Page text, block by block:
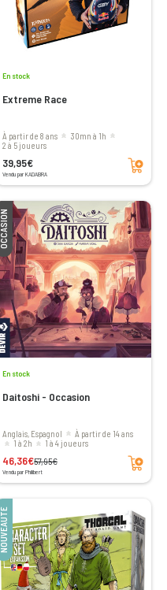
En stock
Extreme Race
à partir de 8 ans
30mn à 1h
2 à 5 joueurs
39,95€
Vendu par KADABRA
Ajouter au panier
OCCASION
En stock
Daitoshi - Occasion
Anglais, Espagnol
à partir de 14 ans
1 à 2h
1 à 4 joueurs
46,36€57,95€
Vendu par Philibert
Ajouter au panier
NOUVEAUTÉ